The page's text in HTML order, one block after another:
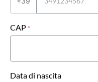
CAP *
Data di nascita